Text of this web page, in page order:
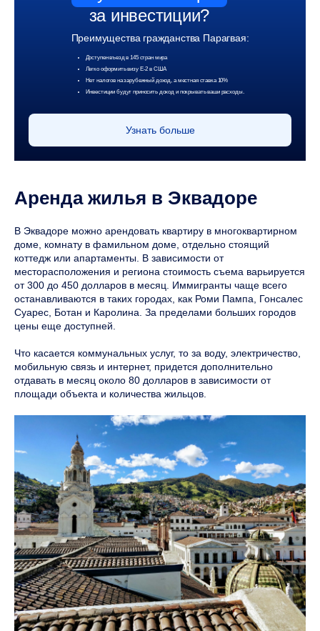
за инвестиции?
Преимущества гражданства Парагвая:
Доступен въезд в 145 стран мира
Легко оформить визу Е-2 в США
Нет налогов на зарубежный доход, а местная ставка 10%
Инвестиции будут приносить доход и покрывать ваши расходы.
Узнать больше
Аренда жилья в Эквадоре
В Эквадоре можно арендовать квартиру в многоквартирном
доме, комнату в фамильном доме, отдельно стоящий
коттедж или апартаменты. В зависимости от
месторасположения и региона стоимость съема варьируется
от 300 до 450 долларов в месяц. Иммигранты чаще всего
останавливаются в таких городах, как Роми Пампа, Гонсалес
Суарес, Ботан и Каролина. За пределами больших городов
цены еще доступней.
Что касается коммунальных услуг, то за воду, электричество,
мобильную связь и интернет, придется дополнительно
отдавать в месяц около 80 долларов в зависимости от
площади объекта и количества жильцов.